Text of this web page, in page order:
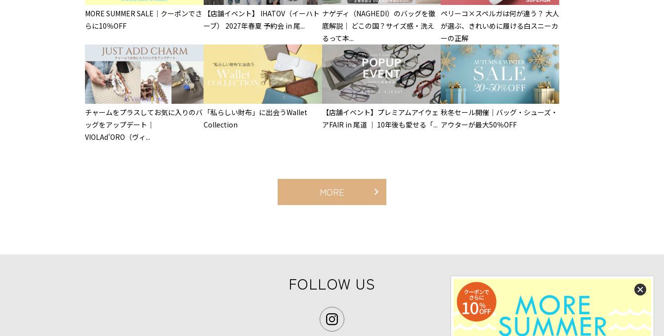
MORE SUMMER SALE｜クーポンでさ
らに10％OFF
【店舗イベント】 IHATOV（イーハト
ーブ） 2027年春夏 予約会 in 尾...
ナゲディ（NAGHEDI）のバッグを徹
底解説｜ どこの国？サイズ感・洗え
るって本...
ペリーコ×スペルガは何が違う？ 大人
が選ぶ、きれいめに履ける白スニーカ
ーの正解
チャームをプラスしてお気に入りのバ
ッグをアップデート｜
VIOLAd'ORO（ヴィ...
「私らしい財布」に出会うWallet
Collection
【店舗イベント】プレミアムアイウェ
アFAIR in 尾道 ｜ 10年後も愛せる「...
秋冬セール開催｜バッグ・シューズ・
アウターが最大50％OFF
MORE
FOLLOW US